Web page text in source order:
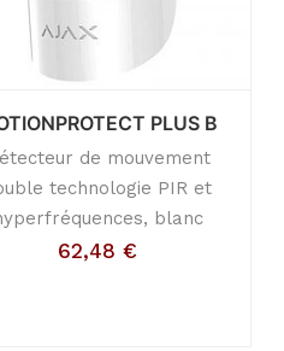
PLUS B
de mouvement
technologie PIR et
blanc
62,48 €